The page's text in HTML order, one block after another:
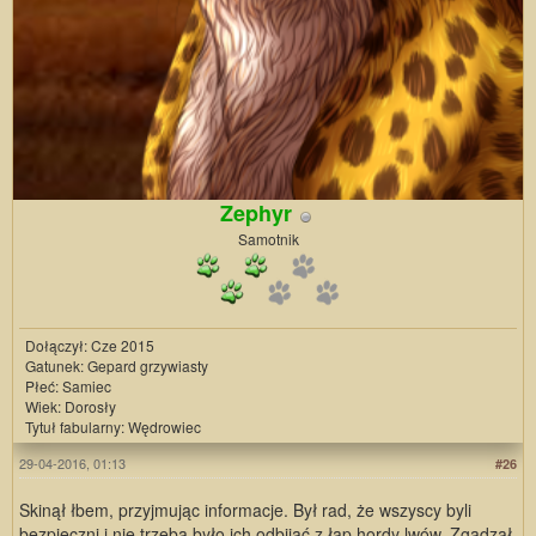
Zephyr
Samotnik
Dołączył: Cze 2015
Gatunek: Gepard grzywiasty
Płeć: Samiec
Wiek: Dorosły
Tytuł fabularny: Wędrowiec
#26
29-04-2016, 01:13
Skinął łbem, przyjmując informacje. Był rad, że wszyscy byli